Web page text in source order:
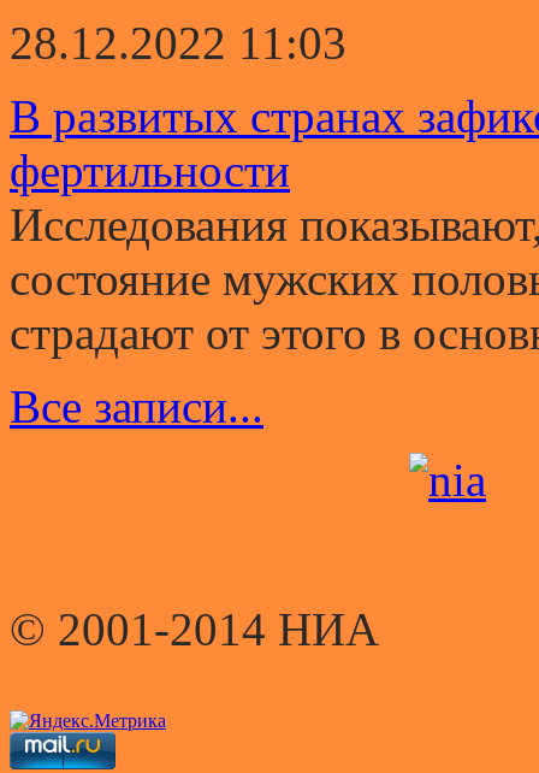
28.12.2022 11:03
В развитых странах
фертильности
Исследования
состояние мужских
страдают от этого в
Все записи...
© 2001-2014 НИА